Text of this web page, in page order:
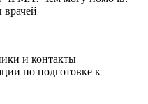
и контакты
по подготовке к